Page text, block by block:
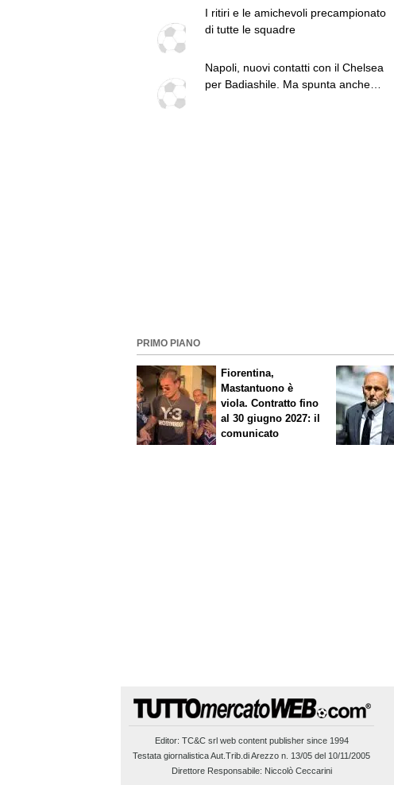
addio triste alla A. Pio Esposito può
spostare il valore dell’Inter. Cosa
I ritiri e le amichevoli precampionato
di tutte le squadre
Napoli, nuovi contatti con il Chelsea
per Badiashile. Ma spunta anche
PRIMO PIANO
Fiorentina,
Mastantuono è
viola. Contratto fino
al 30 giugno 2027: il
comunicato
Editor: TC&C srlweb content publisher since 1994
Testata giornalistica Aut.Trib.di Arezzo n. 13/05 del 10/11/2005
Direttore Responsabile: Niccolò Ceccarini